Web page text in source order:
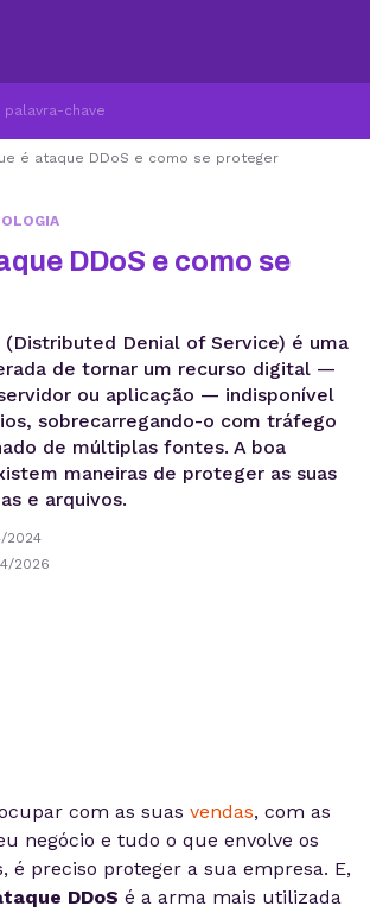
é ataque DDoS e como se proteger
DDoS e como se
(Distributed Denial of Service) é uma
de tornar um recurso digital —
ou aplicação — indisponível
sobrecarregando-o com tráfego
de múltiplas fontes. A boa
maneiras de proteger as suas
e arquivos.
2024
2026
com as suas vendas, com as
negócio e tudo o que envolve os
é preciso proteger a sua empresa. E,
DDoS é a arma mais utilizada